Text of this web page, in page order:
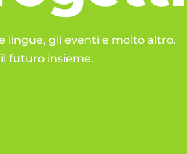
lingue, gli eventi e molto altro.
futuro insieme.